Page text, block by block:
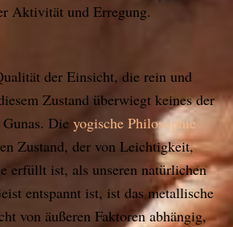
Aktivität und Erregung.
der Einsicht, die rein und
Zustand überwiegt keines der
Die yogische Philosophie
Zustand, der von Leichtigkeit,
erfüllt ist, als unseren natürlichen
entspannt ist, ist das metallische
von äußeren Faktoren abhängig,